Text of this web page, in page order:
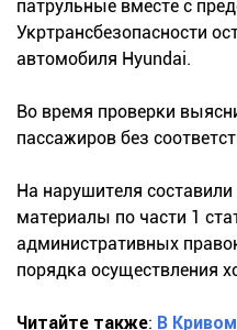
патрульные вместе с
Укртрансбезопасности
автомобиля Hyundai.
Во время проверки
пассажиров без
На нарушителя
материалы по части 1
административных
порядка осуществления
Читайте также: В